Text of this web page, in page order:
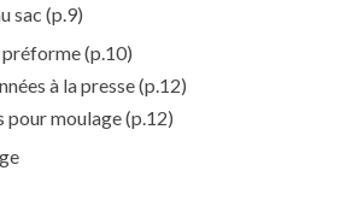
sac (p.9)
préforme(p.10)
à la presse(p.12)
pour moulage(p.12)